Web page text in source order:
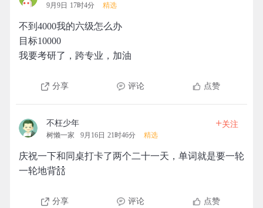
9月9日 17时4分 精选
不到4000我的六级怎么办
目标10000
我要考研了，跨专业，加油
分享 评论 点赞
不枉少年
树懒一家 9月16日 21时46分 精选
+关注
庆祝一下和同桌打卡了两个二十一天，单词就是要一轮
一轮地背🍾🍾
分享 评论 点赞